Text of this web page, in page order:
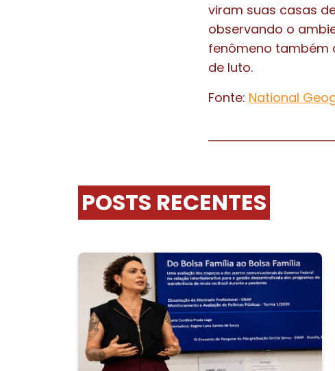
viram suas casas
observando o
fenômeno também
de luto.
Fonte: National
POSTS RECENTES